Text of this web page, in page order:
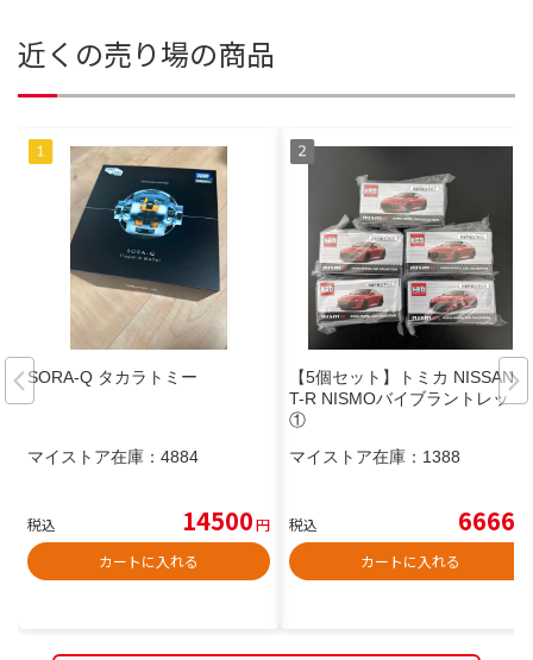
近くの売り場の商品
SORA-Q タカラトミー
マイストア在庫： 4884
税込 14500円
カートに入れる
【5個セット】トミカ NISSAN G
T-R NISMOバイブラントレッド
①
マイストア在庫： 1388
税込 6666
カートに入れる